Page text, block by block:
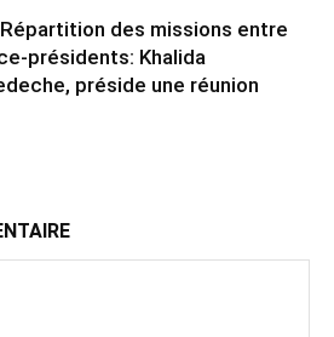
des missions entre
présidents: Khalida
préside une réunion